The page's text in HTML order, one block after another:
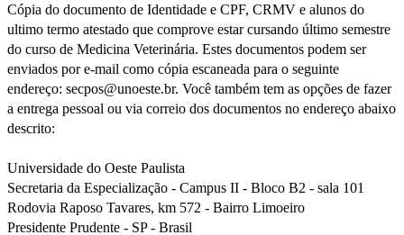
Cópia do documento de Identidade e CPF, CRMV e alunos do
ultimo termo atestado que comprove estar cursando último semestre
do curso de Medicina Veterinária. Estes documentos podem ser
enviados por e-mail como cópia escaneada para o seguinte
endereço: secpos@unoeste.br. Você também tem as opções de fazer
a entrega pessoal ou via correio dos documentos no endereço abaixo
descrito:
Universidade do Oeste Paulista
Secretaria da Especialização - Campus II - Bloco B2 - sala 101
Rodovia Raposo Tavares, km 572 - Bairro Limoeiro
Presidente Prudente - SP - Brasil